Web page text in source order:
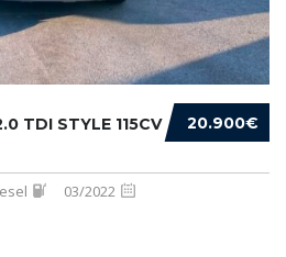
20.900€
TDI STYLE 115CV
03/2022